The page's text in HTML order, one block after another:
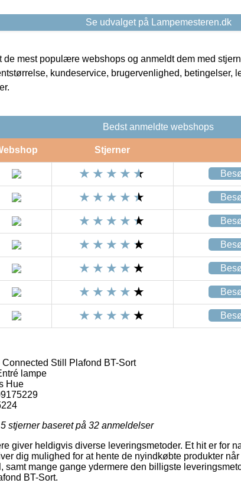
Se udvalget på Lampemesteren.dk
de mest populære webshops og anmeldt dem med
kundeservice, brugervenlighed, betingelser,
Bedst anmeldte webshops
Stjerner
Still Plafond BT-Sort
lampe
Hue
stjerner baseret på 32 anmeldelser
giver heldigvis diverse leveringsmetoder. Et hit er for
dig mulighed for at hente de nyindkøbte produkter
samt mange gange ydermere den billigste
BT-Sort.